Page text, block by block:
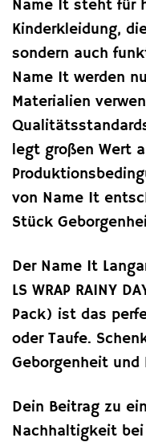
Name It steht für
Kinderkleidung,
sondern auch
Name It werden
Materialien
legt großen Wert
von Name It
Stück
Der Name It
LS WRAP RAINY
Pack) ist das
oder Taufe.
Geborgenheit und
Dein Beitrag zu
Nachhaltigkeit